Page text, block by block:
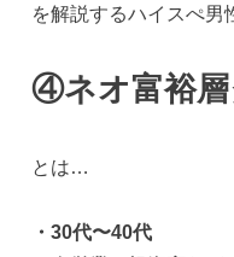
を解説するハイスぺ
④ネオ富裕
とは…
・30代〜40代